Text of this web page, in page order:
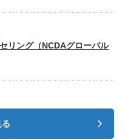
リング（NCDAグローバル